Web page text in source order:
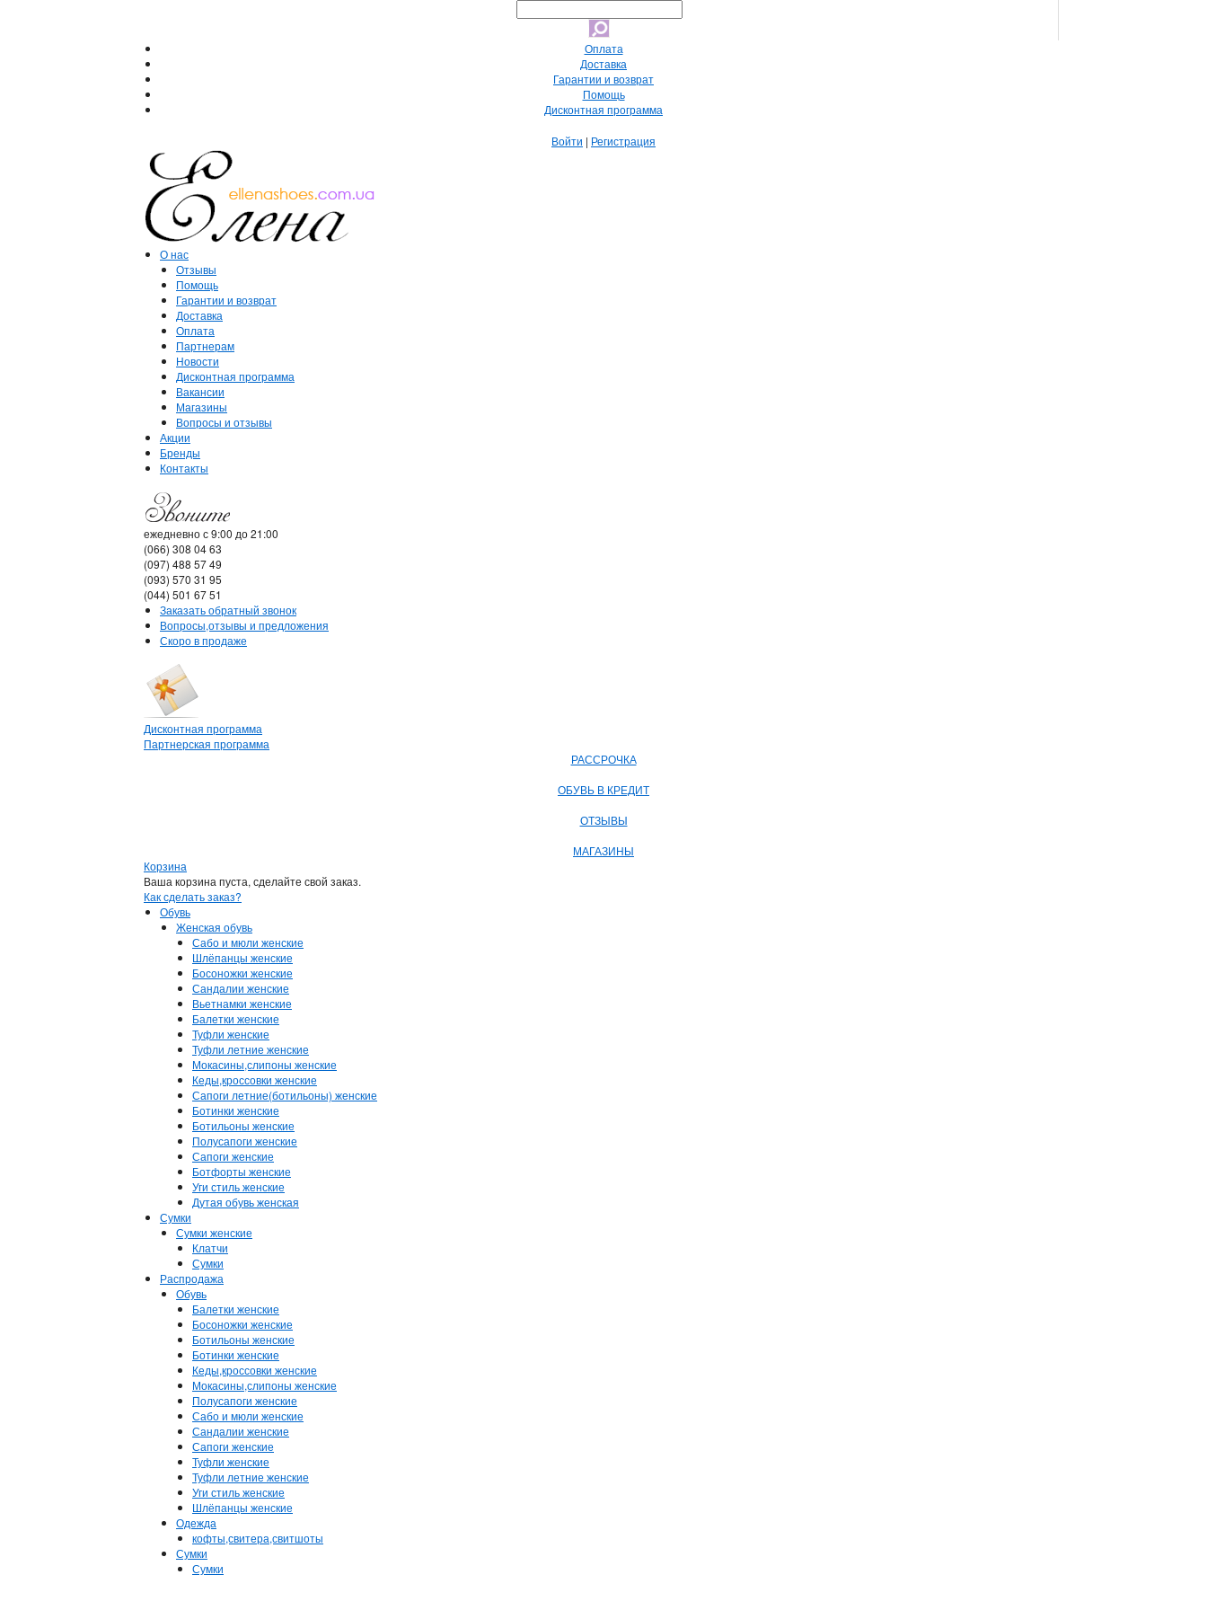
Оплата
Доставка
Гарантии и возврат
Помощь
Дисконтная программа
Войти | Регистрация
О нас
Отзывы
Помощь
Гарантии и возврат
Доставка
Оплата
Партнерам
Новости
Дисконтная программа
Вакансии
Магазины
Вопросы и отзывы
Акции
Бренды
Контакты
ежедневно с 9:00 до 21:00
(066) 308 04 63
(097) 488 57 49
(093) 570 31 95
(044) 501 67 51
Заказать обратный звонок
Вопросы,отзывы и предложения
Скоро в продаже
Дисконтная программа
Партнерская программа
РАССРОЧКА
ОБУВЬ В КРЕДИТ
ОТЗЫВЫ
МАГАЗИНЫ
Корзина
Ваша корзина пуста, сделайте свой заказ.
Как сделать заказ?
Обувь
Женская обувь
Сабо и мюли женские
Шлёпанцы женские
Босоножки женские
Сандалии женские
Вьетнамки женские
Балетки женские
Туфли женские
Туфли летние женские
Мокасины,слипоны женские
Кеды,кроссовки женские
Сапоги летние(ботильоны) женские
Ботинки женские
Ботильоны женские
Полусапоги женские
Сапоги женские
Ботфорты женские
Уги стиль женские
Дутая обувь женская
Сумки
Сумки женские
Клатчи
Сумки
Распродажа
Обувь
Балетки женские
Босоножки женские
Ботильоны женские
Ботинки женские
Кеды,кроссовки женские
Мокасины,слипоны женские
Полусапоги женские
Сабо и мюли женские
Сандалии женские
Сапоги женские
Туфли женские
Туфли летние женские
Уги стиль женские
Шлёпанцы женские
Одежда
кофты,свитера,свитшоты
Сумки
Сумки